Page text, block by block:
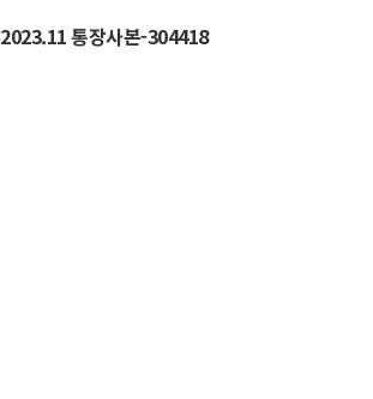
2023.11통장사본-304418